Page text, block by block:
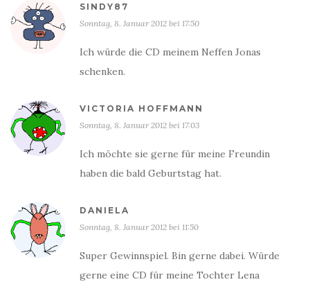
SINDY87
Sonntag, 8. Januar 2012 bei 17:50
Ich würde die CD meinem Neffen Jonas
schenken.
VICTORIA HOFFMANN
Sonntag, 8. Januar 2012 bei 17:03
Ich möchte sie gerne für meine Freundin
haben die bald Geburtstag hat.
DANIELA
Sonntag, 8. Januar 2012 bei 11:50
Super Gewinnspiel. Bin gerne dabei. Würde
gerne eine CD für meine Tochter Lena